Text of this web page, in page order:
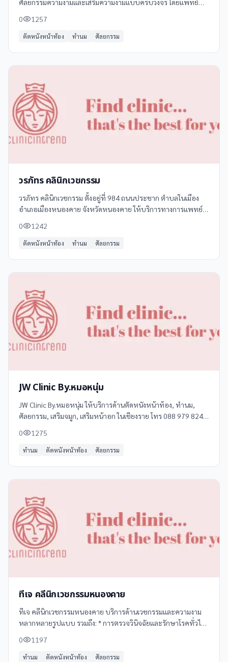
ศัลยกรรมความงามและเสริมความงามแบบครบวงจร โดยแพทย์
แพทย์ Trainer ของประเทศไทยจาก ALLERGAN
0 1257
ตัดหนังหน้าท้อง ทำนม ศัลยกรรม
วรภัทร คลินิกเวชกรรม
วรภัทร คลินิกเวชกรรม ตั้งอยู่ที่ 984 ถนนประชาก ตำบลในเมือง
อำเภอเมืองหนองคาย จังหวัดหนองคาย ให้บริการทางการแพทย์
ความเชี่ยวชาญ
0 1242
ตัดหนังหน้าท้อง ทำนม ศัลยกรรม
JW Clinic By.หมอหนุ่ม
JW Clinic By.หมอหนุ่ม ให้บริการด้านตัดหนังหน้าท้อง, ทำนม,
ศัลยกรรม, เสริมจมูก, เสริมหน้าอก ในเชียงราย โทร 088 979 8242
0 1275
ทำนม ตัดหนังหน้าท้อง ศัลยกรรม
ทีเจ คลีนิกเวชกรรมหนองคาย
ทีเจ คลีนิกเวชกรรมหนองคาย บริการด้านเวชกรรมและความงาม
หลากหลายรูปแบบ รวมถึง: * การตรวจวินิจฉัยและรักษาโรคทั่วไป
และอื่นๆ *
0 1197
ทำนม ตัดหนังหน้าท้อง ศัลยกรรม